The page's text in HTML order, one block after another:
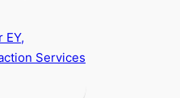
EY,
Services